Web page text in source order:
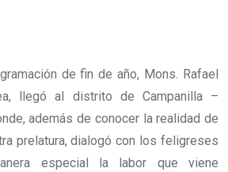
de fin de año, Mons. Rafael
llegó al distrito de Campanilla –
además de conocer la realidad de
prelatura, dialogó con los feligreses
especial la labor que viene